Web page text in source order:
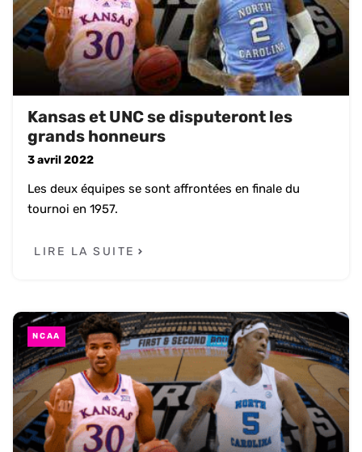
Kansas et UNC se disputeront les
grands honneurs
3 avril 2022
Les deux équipes se sont affrontées en finale du
tournoi en 1957.
LIRE LA SUITE
NCAA